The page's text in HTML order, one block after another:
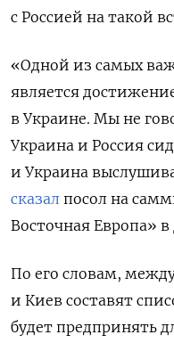
с Россией на такой
«Одной из самых
является
в Украине. Мы не
Украина и Россия
и Украина
сказал посол на
Восточная Европа»
По его словам,
и Киев составят
будет предпринять